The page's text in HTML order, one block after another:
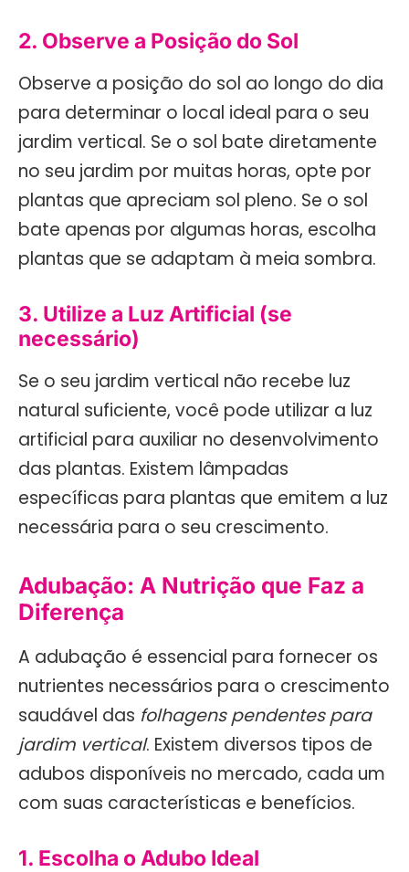
2. Observe a Posição do Sol
Observe a posição do sol ao longo do dia
para determinar o local ideal para o seu
jardim vertical. Se o sol bate diretamente
no seu jardim por muitas horas, opte por
plantas que apreciam sol pleno. Se o sol
bate apenas por algumas horas, escolha
plantas que se adaptam à meia sombra.
3. Utilize a Luz Artificial (se
necessário)
Se o seu jardim vertical não recebe luz
natural suficiente, você pode utilizar a luz
artificial para auxiliar no desenvolvimento
das plantas. Existem lâmpadas
específicas para plantas que emitem a luz
necessária para o seu crescimento.
Adubação: A Nutrição que Faz a
Diferença
A adubação é essencial para fornecer os
nutrientes necessários para o crescimento
saudável das folhagens pendentes para
jardim vertical. Existem diversos tipos de
adubos disponíveis no mercado, cada um
com suas características e benefícios.
1. Escolha o Adubo Ideal